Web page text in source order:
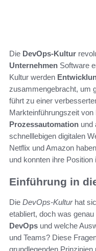
Die DevOps-Kultur
Unternehmen Software
Kultur werden
zusammengebracht, um
führt zu einer
Markteinführungszeit
Prozessautomation und
schnelllebigen digitalen
Netflix und Amazon
und konnten ihre
Einführung in
Die DevOps-Kulturhat
etabliert, doch was
DevOps und welche
und Teams? Diese
grundlegenden